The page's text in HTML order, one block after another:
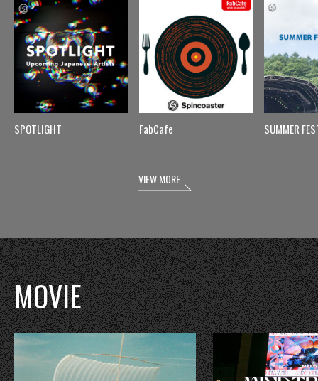
SPOTLIGHT FabCafe SUMMER
VIEW MORE
MOVIE